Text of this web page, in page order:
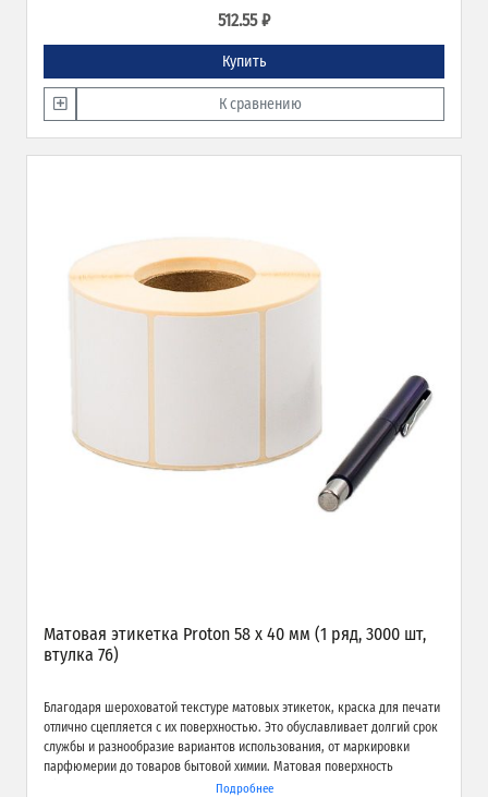
512.55 ₽
Купить
К сравнению
Матовая этикетка Proton 58 х 40 мм (1 ряд, 3000 шт,
втулка 76)
Благодаря шероховатой текстуре матовых этикеток, краска для печати
отлично сцепляется с их поверхностью. Это обуславливает долгий срок
службы и разнообразие вариантов использования, от маркировки
парфюмерии до товаров бытовой химии. Матовая поверхность
обеспечивает превосходное качество печати и широкие возможности
Подробнее